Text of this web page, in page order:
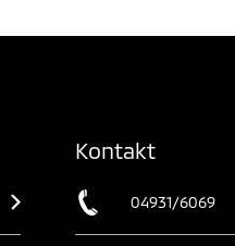
Kontakt
04931/6069